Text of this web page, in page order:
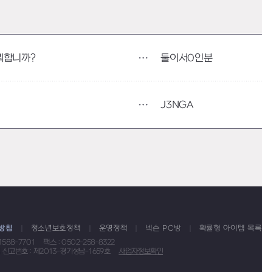
합니까? 둘이서0인분
J3NGA
침 청소년보호정책 운영정책 넥슨 PC방 확률형 아이템 목록
7701
팩스 : 0502-258-8322
신고번호 : 제2013-경기성남-1659호
사업자정보확인